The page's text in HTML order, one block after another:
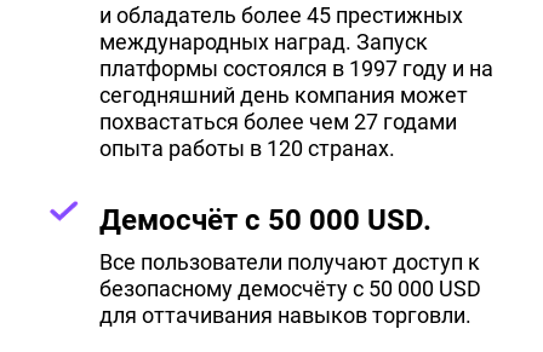
и обладатель более 45 престижных
международных наград. Запуск
платформы состоялся в 1997 году и на
сегодняшний день компания может
похвастаться более чем 27 годами
опыта работы в 120 странах.
Демосчёт с 50 000 USD.
Все пользователи получают доступ к
безопасному демосчёту с 50 000 USD
для оттачивания навыков торговли.